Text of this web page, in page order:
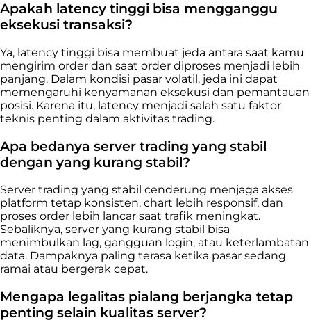
Apakah latency tinggi bisa mengganggu
eksekusi transaksi?
Ya, latency tinggi bisa membuat jeda antara saat kamu
mengirim order dan saat order diproses menjadi lebih
panjang. Dalam kondisi pasar volatil, jeda ini dapat
memengaruhi kenyamanan eksekusi dan pemantauan
posisi. Karena itu, latency menjadi salah satu faktor
teknis penting dalam aktivitas trading.
Apa bedanya server trading yang stabil
dengan yang kurang stabil?
Server trading yang stabil cenderung menjaga akses
platform tetap konsisten, chart lebih responsif, dan
proses order lebih lancar saat trafik meningkat.
Sebaliknya, server yang kurang stabil bisa
menimbulkan lag, gangguan login, atau keterlambatan
data. Dampaknya paling terasa ketika pasar sedang
ramai atau bergerak cepat.
Mengapa legalitas pialang berjangka tetap
penting selain kualitas server?